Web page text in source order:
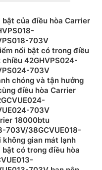
cũng như thân
nay, điều hòa, máy
lĩnh vực khác nhau,
ngày mà còn trong
thương mại, giải
của điều hòa Carrier
703V
nổi bật có trong điều
chiều 42GHVPS024-
703V
chóng và tận hưởng
điều hòa Carrier
703V
18000btu
703V/38GCVUE018-
không gian mát lạnh
có trong điều hòa